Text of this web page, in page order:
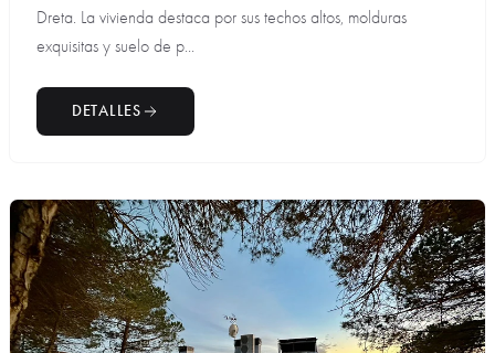
Dreta. La vivienda destaca por sus techos altos, molduras
exquisitas y suelo de p...
DETALLES